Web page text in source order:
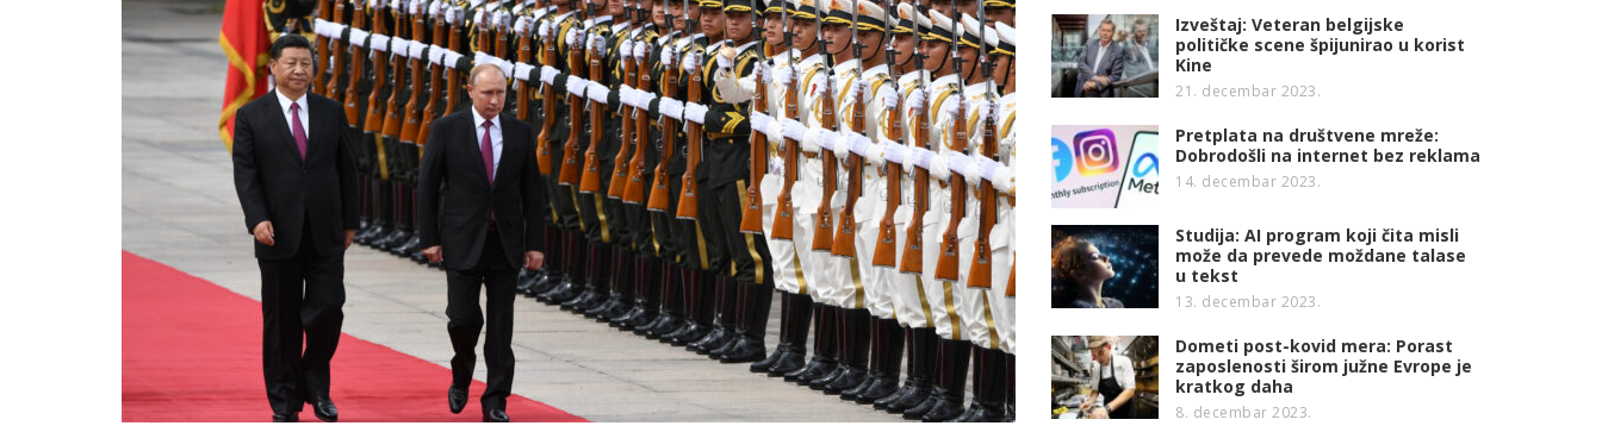
Izveštaj: Veteran belgijske
političke scene špijunirao u korist
Kine
21. decembar 2023.
Pretplata na društvene mreže:
Dobrodošli na internet bez reklama
14. decembar 2023.
Studija: AI program koji čita misli
može da prevede moždane talase
u tekst
13. decembar 2023.
Dometi post-kovid mera: Porast
zaposlenosti širom južne Evrope je
kratkog daha
8. decembar 2023.